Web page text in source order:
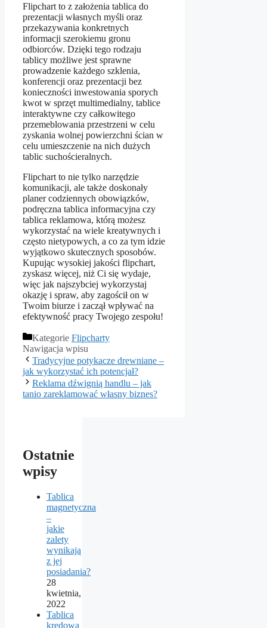
Flipchart to z założenia tablica do
prezentacji własnych myśli oraz
przekazywania konkretnych
informacji szerokiemu gronu
odbiorców. Dzięki tego rodzaju
tablicy możliwe jest sprawne
prowadzenie każdego szklenia,
konferencji oraz prezentacji bez
konieczności inwestowania sporych
kwot w sprzęt multimedialny, tablice
interaktywne czy całkowitego
przemeblowania przestrzeni w celu
zyskania wolnej powierzchni ścian w
celu umieszczenie na nich dużych
tablic suchościeralnych.
Flipchart to nie tylko narzędzie
komunikacji, ale także doskonały
planer codziennych obowiązków,
podręczna tablica informacyjna czy
tablica reklamowa, którą możesz
wykorzystać na wiele kreatywnych i
często nietypowych, a co za tym idzie
wyjątkowo skutecznych sposobów.
Kupując wysokiej jakości flipchart,
zyskasz więcej, niż Ci się wydaje,
więc jak najszybciej wykorzystaj
okazję i spraw, aby zagościł on w
Twoim biurze i zaczął wpływać na
efektywność pracy Twojego zespołu!
Kategorie Flipcharty
Nawigacja wpisu
Tradycyjne potykacze drewniane –
jak wykorzystać ich potencjał?
Reklama dźwignią handlu – jak
tanio zareklamować własny biznes?
Ostatnie
wpisy
Tablica
magnetyczna
–
jakie
zalety
wynikają
z jej
posiadania?
28
kwietnia,
2022
Tablica
kredowa